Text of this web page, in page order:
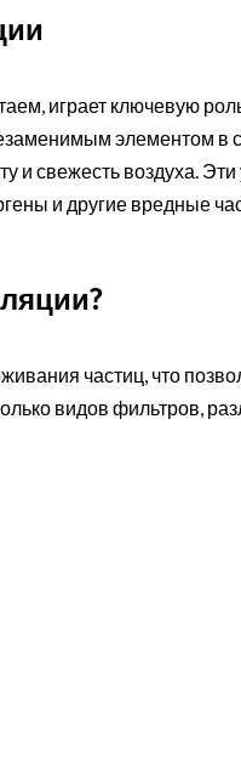
играет ключевую
элементом в
и свежесть воздуха. Эти
и другие вредные
частиц, что
видов фильтров,